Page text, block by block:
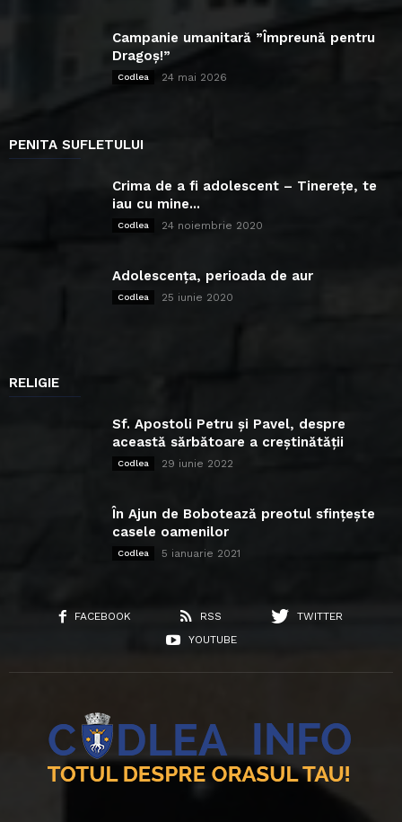
Campanie umanitară ”Împreună pentru
Dragoș!”
Codlea 24 mai 2026
PENITA SUFLETULUI
Crima de a fi adolescent – Tinerețe, te
iau cu mine...
Codlea 24 noiembrie 2020
Adolescența, perioada de aur
Codlea 25 iunie 2020
RELIGIE
Sf. Apostoli Petru și Pavel, despre
această sărbătoare a creștinătății
Codlea 29 iunie 2022
În Ajun de Bobotează preotul sfințește
casele oamenilor
Codlea 5 ianuarie 2021
FACEBOOK RSS
TWITTER
YOUTUBE